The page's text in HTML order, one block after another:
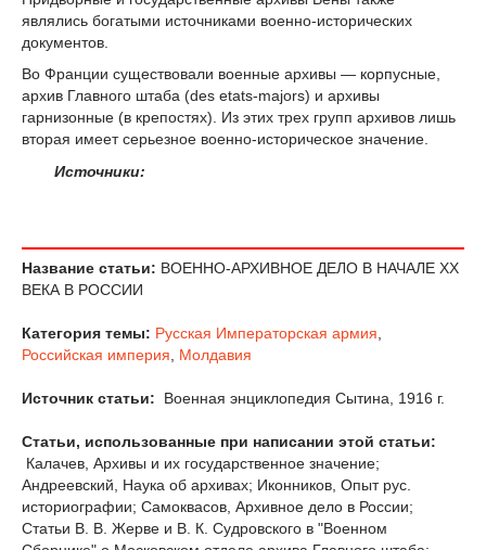
являлись богатыми источниками военно-исторических
документов.
Во Франции существовали военные архивы — корпусные,
архив Главного штаба (des etats-majors) и архивы
гарнизонные (в крепостях). Из этих трех групп архивов лишь
вторая имеет серьезное военно-историческое значение.
Источники:
Название статьи: ВОЕННО-АРХИВНОЕ ДЕЛО В НАЧАЛЕ XX
ВЕКА В РОССИИ
Категория темы: Русская Императорская армия
Российская империя
Молдавия
Источник статьи: Военная энциклопедия Сытина, 1916 г.
Статьи, использованные при написании этой статьи:
Калачев, Архивы и их государственное значение;
Андреевский, Наука об архивах; Иконников, Опыт рус.
историографии; Самоквасов, Архивное дело в России;
Статьи В. В. Жерве и В. К. Судровского в "Военном